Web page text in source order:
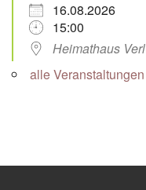
16.08.2026
15:00
Heimathaus Verl
alle Veranstaltungen